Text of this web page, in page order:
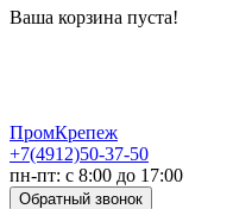
Ваша корзина пуста!
ПромКрепеж
+7(4912)50-37-50
пн-пт: с 8:00 до 17:00
Обратный звонок